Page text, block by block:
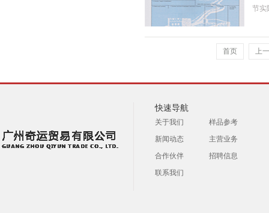
节实
首页 上
快速导航
关于我们
样品参考
新闻动态
主营业务
合作伙伴
招聘信息
联系我们